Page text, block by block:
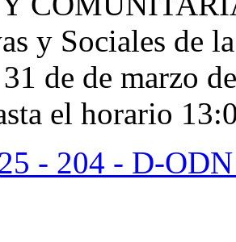
y Sociales de
de de marzo
el horario
- 204 - D-